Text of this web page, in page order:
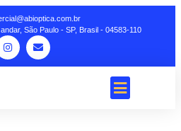
São Paulo - SP, Brasil - 04583-110